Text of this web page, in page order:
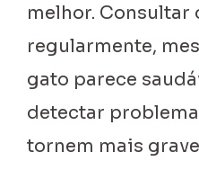
melhor. Consultar
regularmente,
gato parece
detectar
tornem mais